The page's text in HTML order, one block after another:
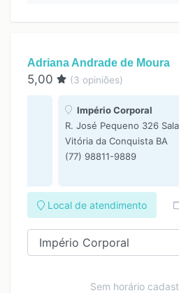
Adriana Andrade de Moura
5,00 (3 opiniões)
Império Corporal
R. José Pequeno 326
Vitória da Conquista BA
(77) 98811-9889
Local de atendimento
Sem horário